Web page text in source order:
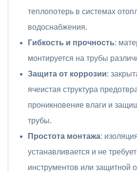
теплопотерь в системах
водоснабжения.
Гибкость и прочность:
монтируется на трубы
Защита от коррозии:
ячеистая структура
проникновение влаги и
трубы.
Простота монтажа:
устанавливается и не
инструментов или защитной